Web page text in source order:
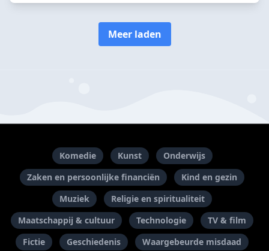
Meer laden
Komedie Kunst
Onderwijs
Zaken en persoonlijke financiën
Kind en gezin
Muziek
Religie en spiritualiteit
Maatschappij & cultuur
Technologie
TV & film
Fictie
Geschiedenis Waargebeurde misdaad